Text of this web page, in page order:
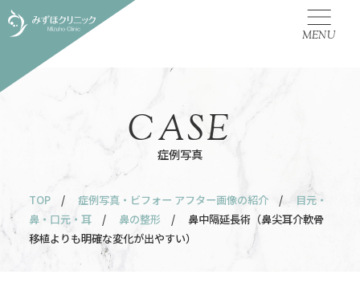
MENU
症例写真
CASE
TOP / 症例写真・ビフォー アフター画像の紹介 /
目元・
鼻・口元・耳
/ 鼻の整形
/ 鼻中隔延長術（鼻尖耳介軟骨
移植よりも明確な変化が出やすい）